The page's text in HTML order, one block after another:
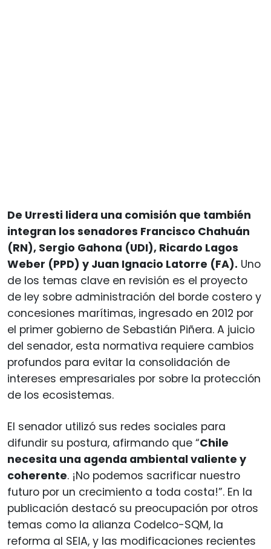
De Urresti lidera una comisión que también
integran los senadores Francisco Chahuán
(RN), Sergio Gahona (UDI), Ricardo Lagos
Weber (PPD) y Juan Ignacio Latorre (FA). Uno
de los temas clave en revisión es el proyecto
de ley sobre administración del borde costero y
concesiones marítimas, ingresado en 2012 por
el primer gobierno de Sebastián Piñera. A juicio
del senador, esta normativa requiere cambios
profundos para evitar la consolidación de
intereses empresariales por sobre la protección
de los ecosistemas.
El senador utilizó sus redes sociales para
difundir su postura, afirmando que “Chile
necesita una agenda ambiental valiente y
coherente. ¡No podemos sacrificar nuestro
futuro por un crecimiento a toda costa!”. En la
publicación destacó su preocupación por otros
temas como la alianza Codelco-SQM, la
reforma al SEIA, y las modificaciones recientes